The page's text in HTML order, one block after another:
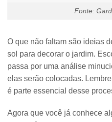
Fonte:
O que não faltam são ideias
sol para decorar o jardim.
passa por uma análise
elas serão colocadas.
é parte essencial desse
Agora que você já conhece